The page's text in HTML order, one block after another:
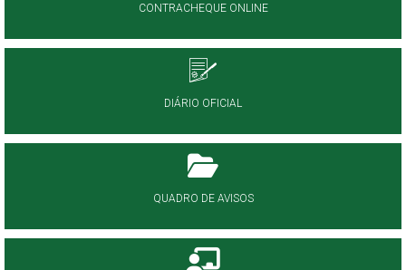
CONTRACHEQUE ONLINE
DIÁRIO OFICIAL
QUADRO DE AVISOS